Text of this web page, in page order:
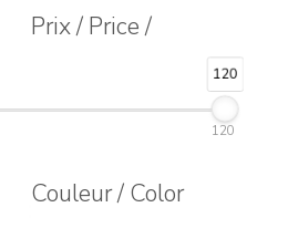
variantes.
opciones
elegir
Prix / Price /
120
120
Couleur / Color